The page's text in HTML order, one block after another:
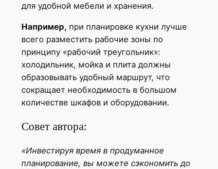
для удобной мебели и хранения.
Например, при планировке кухни лучше
всего разместить рабочие зоны по
принципу «рабочий треугольник»:
холодильник, мойка и плита должны
образовывать удобный маршрут, что
сокращает необходимость в большом
количестве шкафов и оборудовании.
Совет автора:
«Инвестируя время в продуманное
планирование, вы можете сэкономить до